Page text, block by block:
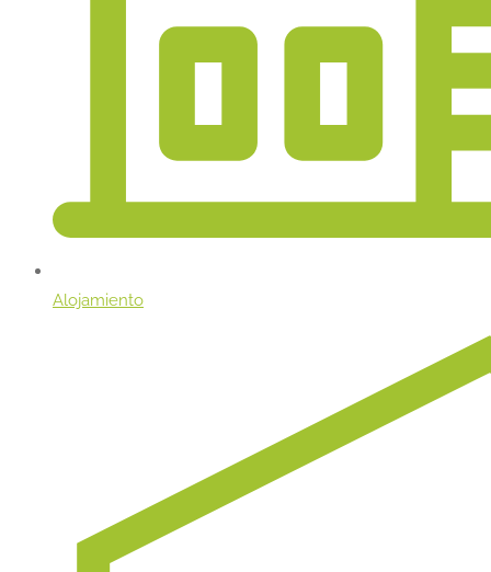
Alojamiento